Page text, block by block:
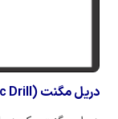
دریل مگنت (Magnetic Drill)